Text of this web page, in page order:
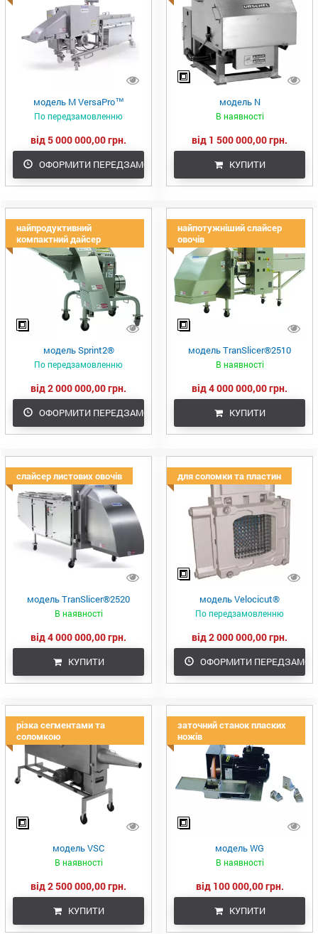
модель M VersaPro™
По передзамовленню
від 5 000 000,00 грн.
ОФОРМИТИ ПЕРЕДЗАМОВЛЕННЯ
модель N
В наявності
від 1 500 000,00 грн.
КУПИТИ
найпродуктивний
компактний дайсер
модель Sprint2®
По передзамовленню
від 2 000 000,00 грн.
ОФОРМИТИ ПЕРЕДЗАМОВЛЕННЯ
найпотужніший слайсер
овочів
модель TranSlicer®2510
В наявності
від 4 000 000,00 грн.
КУПИТИ
слайсер листових овочів
модель TranSlicer®2520
В наявності
від 4 000 000,00 грн.
КУПИТИ
для соломки та пластин
модель Velocicut®
По передзамовленню
від 2 000 000,00 грн.
ОФОРМИТИ
різка сегментами та
соломкою
модель VSC
В наявності
від 2 500 000,00 грн.
КУПИТИ
заточний станок пласких
ножів
модель WG
В наявності
від 100 000,00 грн.
КУПИТИ